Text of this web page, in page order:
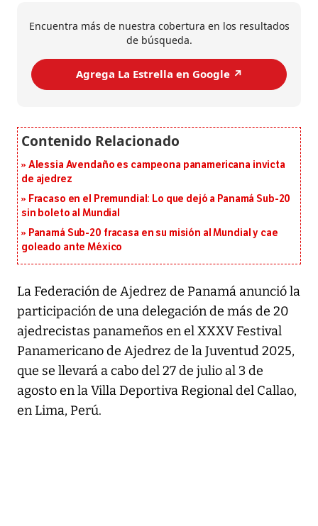
Encuentra más de nuestra cobertura en los resultados
de búsqueda.
Agrega La Estrella en Google ↗️
Alessia Avendaño es campeona panamericana invicta
de ajedrez
Fracaso en el Premundial: Lo que dejó a Panamá Sub-20
sin boleto al Mundial
Panamá Sub-20 fracasa en su misión al Mundial y cae
goleado ante México
La Federación de Ajedrez de Panamá anunció la
participación de una delegación de más de 20
ajedrecistas panameños en el XXXV Festival
Panamericano de Ajedrez de la Juventud 2025,
que se llevará a cabo del 27 de julio al 3 de
agosto en la Villa Deportiva Regional del Callao,
en Lima, Perú.